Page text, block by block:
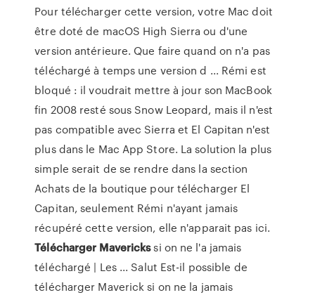
Pour télécharger cette version, votre Mac doit
être doté de macOS High Sierra ou d'une
version antérieure. Que faire quand on n'a pas
téléchargé à temps une version d ... Rémi est
bloqué : il voudrait mettre à jour son MacBook
fin 2008 resté sous Snow Leopard, mais il n'est
pas compatible avec Sierra et El Capitan n'est
plus dans le Mac App Store. La solution la plus
simple serait de se rendre dans la section
Achats de la boutique pour télécharger El
Capitan, seulement Rémi n'ayant jamais
récupéré cette version, elle n'apparait pas ici.
Télécharger Maverickssi on ne l'a jamais
téléchargé | Les ... Salut Est-il possible de
télécharger Maverick si on ne la jamais